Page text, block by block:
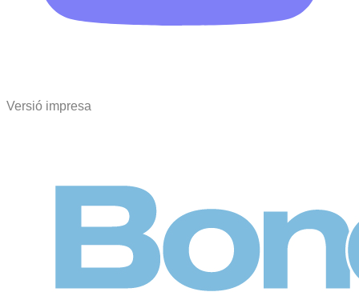
Versió impresa